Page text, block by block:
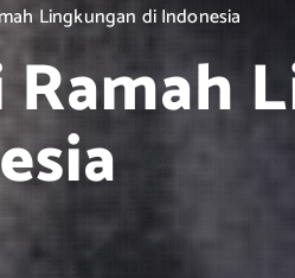
Lingkungan di Indonesia